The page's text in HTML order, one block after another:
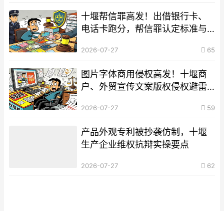
十堰帮信罪高发！出借银行卡、
电话卡跑分，帮信罪认定标准与
2026-07-27 65
图片字体商用侵权高发！十堰商
户、外贸宣传文案版权侵权避雷
2026-07-27 59
产品外观专利被抄袭仿制，十堰
生产企业维权抗辩实操要点
2026-07-27 62